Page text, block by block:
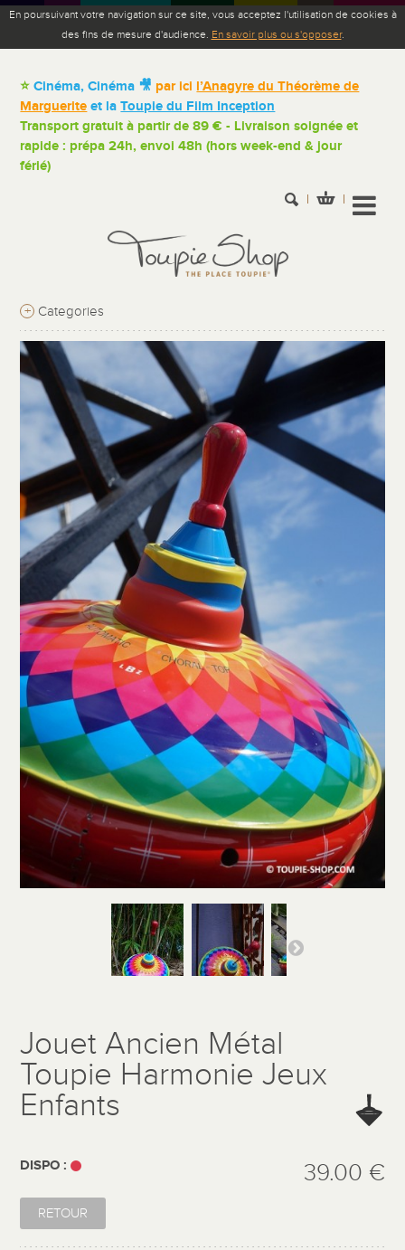
En poursuivant votre navigation sur ce site, vous acceptez l'utilisation de cookies à
des fins de mesure d'audience. En savoir plus ou s'opposer.
⭐Cinéma, Cinéma 🎥 par ici l’Anagyre du Théorème de
Marguerite et laToupie du Film Inception
Transport gratuit à partir de 89 € - Livraison soignée et
rapide : prépa 24h, envoi 48h (hors week-end & jour
férié)
+ Categories
Jouet Ancien Métal
Toupie Harmonie Jeux
Enfants
DISPO : 39.00 €
RETOUR